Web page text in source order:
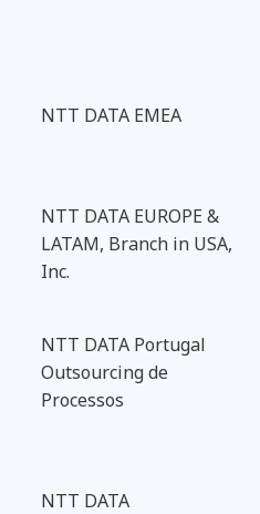
NTT DATA EMEA
NTT DATA EUROPE &
LATAM, Branch in USA,
Inc.
NTT DATA Portugal
Outsourcing de
Processos
NTT DATA